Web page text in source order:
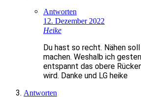
Antworten
12. Dezember 2022
Heike
Du hast so recht. Nähen
machen. Weshalb ich
entspannt das obere
wird. Danke und LG heike
Antworten